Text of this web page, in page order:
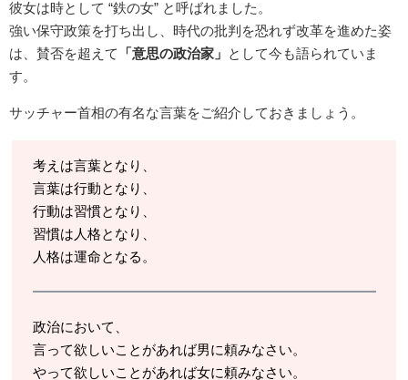
彼女は時として “鉄の女” と呼ばれました。
強い保守政策を打ち出し、時代の批判を恐れず改革を進めた姿
は、賛否を超えて
「意思の政治家」
として今も語られていま
す。
サッチャー首相の有名な言葉をご紹介しておきましょう。
考えは言葉となり、
言葉は行動となり、
行動は習慣となり、
習慣は人格となり、
人格は運命となる。
政治において、
言って欲しいことがあれば男に頼みなさい。
やって欲しいことがあれば女に頼みなさい。